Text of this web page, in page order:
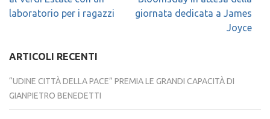
laboratorio per i ragazzi
giornata dedicata a James
Joyce
ARTICOLI RECENTI
“UDINE CITTÀ DELLA PACE” PREMIA LE GRANDI CAPACITÀ DI
GIANPIETRO BENEDETTI